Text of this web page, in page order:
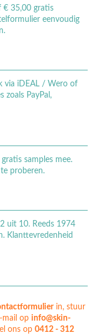
€ 35,00 gratis
eenvoudig
via iDEAL / Wero of
zoals PayPal,
samples mee.
proberen.
uit 10. Reeds 1974
Klanttevredenheid
in, stuur
mail op info@skin-
ons op0412 - 312